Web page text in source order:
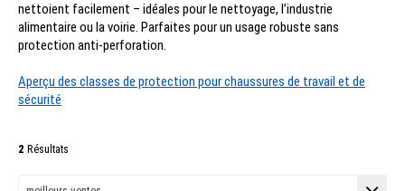
nettoient facilement – idéales pour le nettoyage, l’industrie
alimentaire ou la voirie. Parfaites pour un usage robuste sans
protection anti-perforation.
Aperçu des classes de protection pour chaussures de travail et de
sécurité
2 Résultats